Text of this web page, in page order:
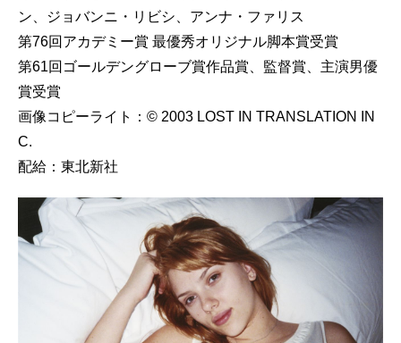
ン、ジョバンニ・リビシ、アンナ・ファリス
第76回アカデミー賞 最優秀オリジナル脚本賞受賞
第61回ゴールデングローブ賞作品賞、監督賞、主演男優
賞受賞
画像コピーライト：© 2003 LOST IN TRANSLATION IN
C.
配給：東北新社